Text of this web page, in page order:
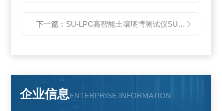
下一篇： SU-LPC高智能土壤墒情测试仪SU-LPC
企业信息ENTERPRISE INFORMATION